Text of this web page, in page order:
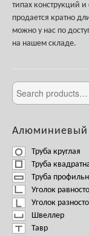
типах конструкций
продается кратно
можно у нас по
на нашем складе.
Алюминиевый
Труба круглая
Труба
Труба
Уголок
Уголок
Швеллер
Тавр